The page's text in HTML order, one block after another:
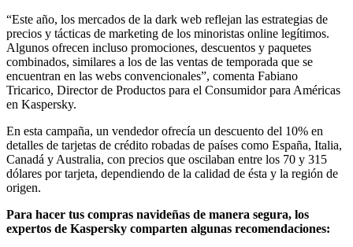
“Este año, los mercados de la dark web reflejan las estrategias de
precios y tácticas de marketing de los minoristas online legítimos.
Algunos ofrecen incluso promociones, descuentos y paquetes
combinados, similares a los de las ventas de temporada que se
encuentran en las webs convencionales”, comenta Fabiano
Tricarico, Director de Productos para el Consumidor para Américas
en Kaspersky.
En esta campaña, un vendedor ofrecía un descuento del 10% en
detalles de tarjetas de crédito robadas de países como España, Italia,
Canadá y Australia, con precios que oscilaban entre los 70 y 315
dólares por tarjeta, dependiendo de la calidad de ésta y la región de
origen.
Para hacer tus compras navideñas de manera segura, los
expertos de Kaspersky comparten algunas recomendaciones: